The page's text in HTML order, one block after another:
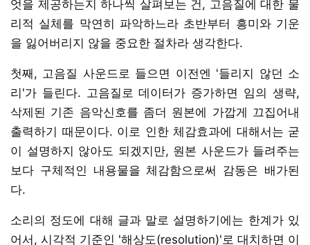
엇을 제공하는지 하나씩 살펴보는 건, 고음질에 대한 물
리적 실체를 막연히 파악하느라 초반부터 흥미와 기운
을 잃어버리지 않을 중요한 절차라 생각한다.
첫째, 고음질 사운드로 들으면 이전엔 '들리지 않던 소
리'가 들린다. 고음질로 데이터가 증가하면 임의 생략,
삭제된 기존 음악신호를 좀더 원본에 가깝게 끄집어내
출력하기 때문이다. 이로 인한 체감효과에 대해서는 굳
이 설명하지 않아도 되겠지만, 원본 사운드가 들려주는
보다 구체적인 내용물을 체감함으로써 감동은 배가된
다.
소리의 정도에 대해 글과 말로 설명하기에는 한계가 있
어서, 시각적 기준인 '해상도(resolution)'로 대치하면 이